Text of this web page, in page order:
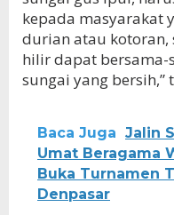
kepada masyarakat
durian atau kotoran,
hilir dapat
sungai yang bersih,”
Baca Juga Jalin
Umat Beragama
Buka Turnamen
Denpasar